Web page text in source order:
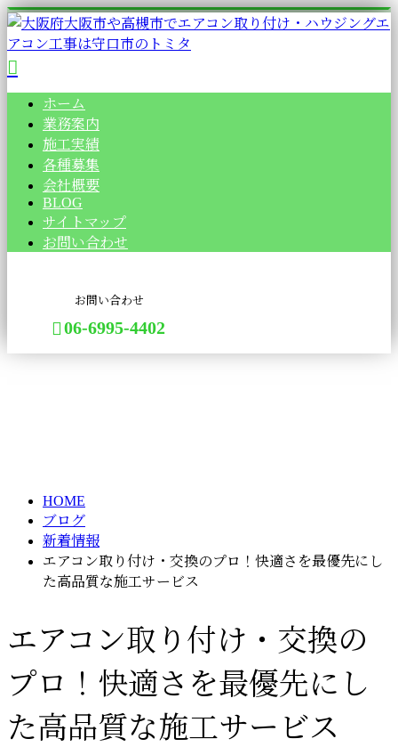
ホーム
業務案内
施工実績
各種募集
会社概要
BLOG
サイトマップ
お問い合わせ
お問い合わせ
06-6995-4402
HOME
ブログ
新着情報
エアコン取り付け・交換のプロ！快適さを最優先にし
た高品質な施工サービス
エアコン取り付け・交換の
プロ！快適さを最優先にし
た高品質な施工サービス